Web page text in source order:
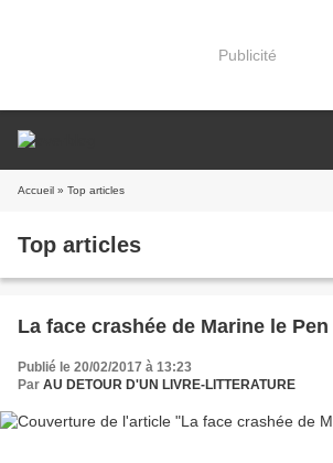
Publicité
Accueil » Top articles
Top articles
La face crashée de Marine le Pen
Publié le 20/02/2017 à 13:23
Par AU DETOUR D'UN LIVRE-LITTERATURE